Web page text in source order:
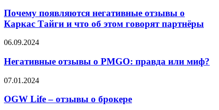
негативные
отзывы
о
Тайги
что
этом
партнёры
Почему появляются негативные отзывы о
Каркас Тайги и что об этом говорят партнёры
Негативные
о
PMGO:
правда
или
миф?
06.09.2024
Негативные отзывы о PMGO: правда или миф?
OGW
–
07.01.2024
OGW Life – отзывы о брокере